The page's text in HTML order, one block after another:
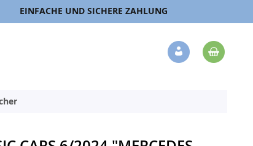
EINFACHE UND SICHERE ZAHLUNG
Veränderung